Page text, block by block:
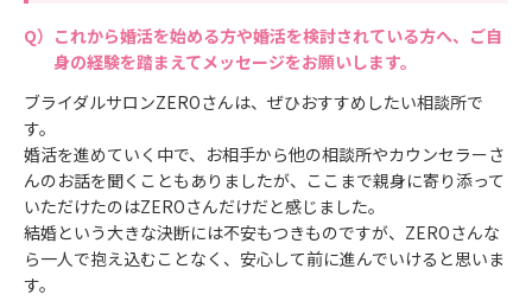
これから婚活を始める方や婚活を検討されている方へ、ご自
身の経験を踏まえてメッセージをお願いします。
ブライダルサロンZEROさんは、ぜひおすすめしたい相談所で
す。
婚活を進めていく中で、お相手から他の相談所やカウンセラーさ
んのお話を聞くこともありましたが、ここまで親身に寄り添って
いただけたのはZEROさんだけだと感じました。
結婚という大きな決断には不安もつきものですが、ZEROさんな
ら一人で抱え込むことなく、安心して前に進んでいけると思いま
す。